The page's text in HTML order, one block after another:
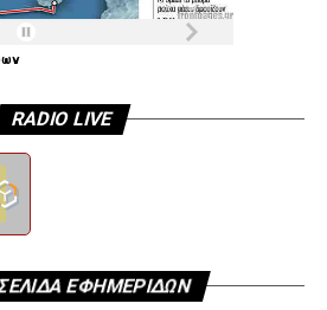
RADIO LIVE
ΕΦΗΜΕΡΙΔΩΝ